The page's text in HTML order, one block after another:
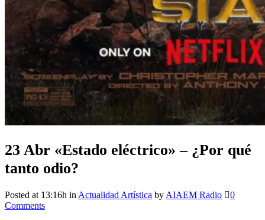
23 Abr «Estado eléctrico» – ¿Por qué
tanto odio?
Posted at 13:16h in Actualidad Artística by AIAEM Radio
0
Comments